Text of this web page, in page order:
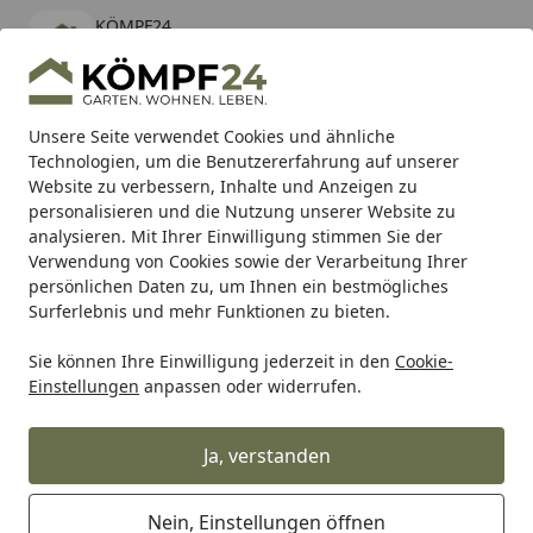
Unsere Seite verwendet Cookies und ähnliche
Technologien, um die Benutzererfahrung auf unserer
Website zu verbessern, Inhalte und Anzeigen zu
personalisieren und die Nutzung unserer Website zu
analysieren. Mit Ihrer Einwilligung stimmen Sie der
Verwendung von Cookies sowie der Verarbeitung Ihrer
persönlichen Daten zu, um Ihnen ein bestmögliches
Surferlebnis und mehr Funktionen zu bieten.
Sie können Ihre Einwilligung jederzeit in den Cookie-
Einstellungen anpassen oder widerrufen.
Ja, verstanden
Nein, Einstellungen öffnen
KÖMPF24
kostenlos - Im App Store
Hotline
Alle Produkte
Mein Konto
Suchen
Karibu Pools inkl. gratis Sandfilteranlage & Pool-
Starterset (Gesamtwert bis 468,99€)
Startseite
Sauna: Wellness für alle Sinne Außensauna &
Wolff Finnhaus Saunahaus
Paradiso 3x2 (1-Raum/2-Raum)